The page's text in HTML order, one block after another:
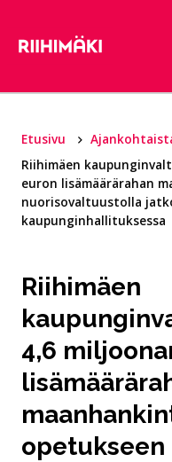
Etusivu
Riihimäen
euron lisämäärärahan
nuorisovaltuustolla
kaupunginhallituksessa
Riihimäen
4,6
opetukseen